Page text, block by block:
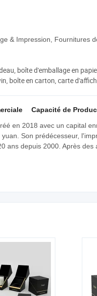
& Impression, Fournitures
boîte d'emballage en
boîte en carton, carte
Capacité de
en 2018 avec un capital
Son prédécesseur,
ans depuis 2000. Après